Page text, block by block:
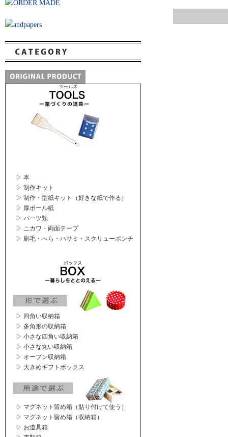
▷ 本
▷ 制作キット
▷ 制作・型紙キット（好きな紙で作る）
▷ 厚ボール紙
▷ パーツ類
▷ ニカワ・両面テープ
▷ 刷毛・へら・ハサミ・スクリューポンチ
▷ 四角い収納箱
▷ 多角形の収納箱
▷ 小さな四角い収納箱
▷ 小さな丸い収納箱
▷ オープン収納箱
▷ 大きめギフトボックス
▷ マグネット留め箱（貼り付けて使う）
▷ マグネット留め箱（収納箱）
▷ お道具箱